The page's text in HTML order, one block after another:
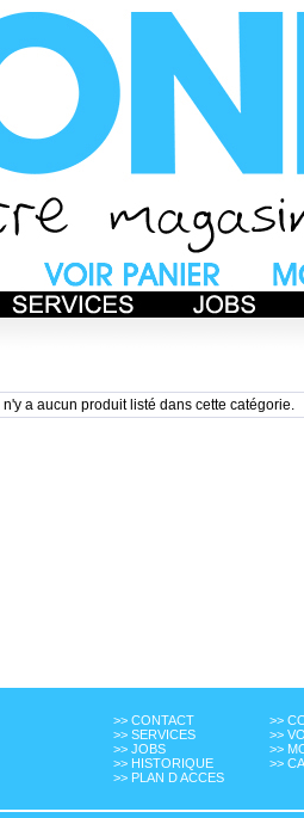
Il n'y a aucun produit listé dans cette catégorie.
>> CONTACT
>> SERVICES
>> JOBS
>> HISTORIQUE
>> PLAN D ACCES
>>
>>
>>
>>